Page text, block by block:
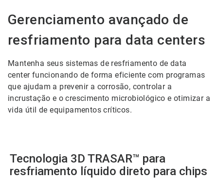
Gerenciamento avançado de
resfriamento para data centers
Mantenha seus sistemas de resfriamento de data
center funcionando de forma eficiente com programas
que ajudam a prevenir a corrosão, controlar a
incrustação e o crescimento microbiológico e otimizar a
vida útil de equipamentos críticos.
Tecnologia 3D TRASAR™ para
resfriamento líquido direto para chips